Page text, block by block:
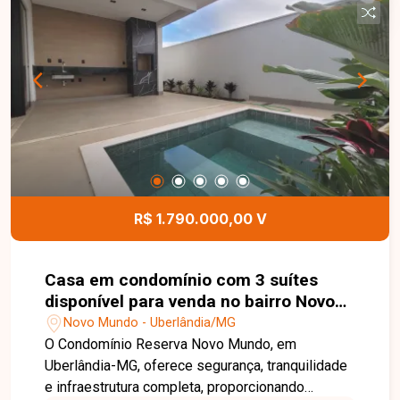
implantação de projeto BTS (Built to Suit), além
de pátio com aproximadamente 40m². Será
entregue com elevador instalado, e os banheiros
poderão ser executados conforme a
necessidade do futuro ocupante. O espaço
oferece excelente potencial para instalação de
docas, centros de distribuição, armazenagem e
diversos segmentos industriais ou logísticos. O
pátio externo poderá ser negociado
separadamente, proporcionando ainda mais
flexibilidade ao projeto. Entre em contato para
conhecer esta excelente oportunidade comercial.
R$ 1.790.000,00 V
Casa em condomínio com 3 suítes
disponível para venda no bairro Novo
Mundo em Uberlândia-MG
Novo Mundo - Uberlândia/MG
O Condomínio Reserva Novo Mundo, em
Uberlândia-MG, oferece segurança, tranquilidade
e infraestrutura completa, proporcionando